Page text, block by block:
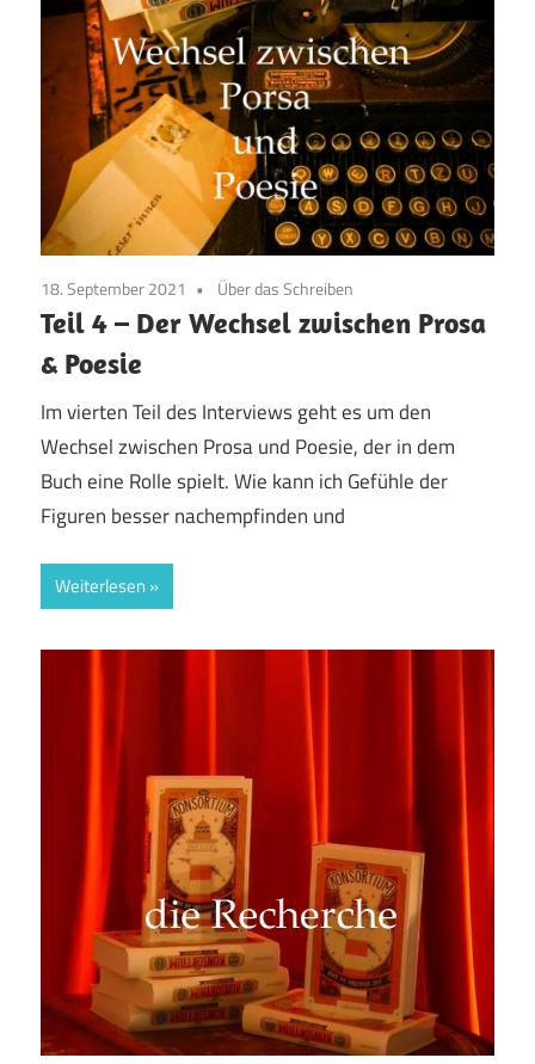
18. September 2021 Über das Schreiben
Teil 4 – Der Wechsel zwischen Prosa
& Poesie
Im vierten Teil des Interviews geht es um den
Wechsel zwischen Prosa und Poesie, der in dem
Buch eine Rolle spielt. Wie kann ich Gefühle der
Figuren besser nachempfinden und
Weiterlesen